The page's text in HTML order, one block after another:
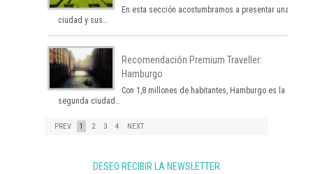
En esta sección acostumbramos a presentar una
ciudad y sus…
Recomendación Premium Traveller:
Hamburgo
Con 1,8 millones de habitantes, Hamburgo es la
segunda ciudad…
PREV 1 2 3 4 NEXT
DESEO RECIBIR LA NEWSLETTER